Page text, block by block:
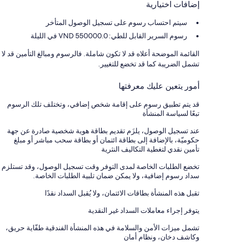
إضافات اختيارية
سيتم احتساب رسوم على تسجيل الوصول المتأخر
رسوم السرير القابل للطي: 550000.0 VND في الليلة
القائمة الموضحة أعلاه قد لا تكون شاملة. فالرسوم ومبالغ التأمين قد لا
تشمل الضريبة كما قد تخضع للتغيير.
أمور يتعين عليك معرفتها
قد يتم تطبيق رسوم على إقامة شخص إضافي، وتختلف تلك الرسوم
تبعًا لسياسة المنشأة
عند تسجيل الوصول، يلزَم تقديم بطاقة هوية شخصية صادرة عن جهة
حكوميّة، بالإضافة إلى بطاقة ائتمان أو بطاقة سحب مباشر أو مبلغ
تأمين نقدي لتغطية التكاليف النثرية
تخضع الطلبات الخاصة لمدى التوفر وقت تسجيل الوصول، وقد تستلزم
سداد رسوم إضافية، ولا يمكن ضمان تلبية الطلبات الخاصة.
تقبل هذه المنشأة بطاقات الائتمان، ولا يُقبل السداد نقدًا
يتوفر إجراء معاملات السداد غير النقدية
تشمل ميزات الأمن والسلامة في هذه المنشأة الفندقية طفّاية حريق،
وكاشف دخان، ونظام أمان